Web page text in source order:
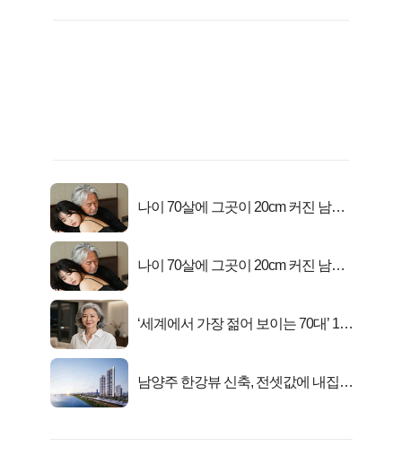
나이 70살에 그곳이 20cm 커진 남자..
나이 70살에 그곳이 20cm 커진 남자..
‘세계에서 가장 젊어 보이는 70대’ 1위
남양주 한강뷰 신축, 전셋값에 내집마